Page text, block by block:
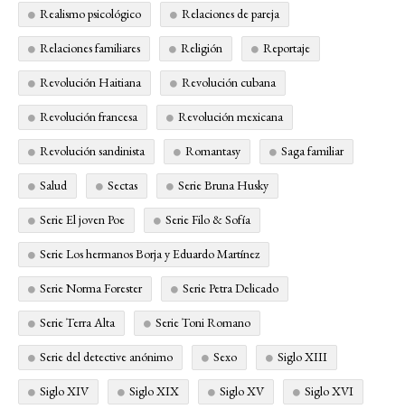
Realismo psicológico Relaciones de pareja
Relaciones familiares Religión Reportaje
Revolución Haitiana Revolución cubana
Revolución francesa Revolución mexicana
Revolución sandinista Romantasy Saga familiar
Salud Sectas Serie Bruna Husky
Serie El joven Poe Serie Filo & Sofía
Serie Los hermanos Borja y Eduardo Martínez
Serie Norma Forester Serie Petra Delicado
Serie Terra Alta Serie Toni Romano
Serie del detective anónimo Sexo Siglo XIII
Siglo XIV Siglo XIX Siglo XV Siglo XVI